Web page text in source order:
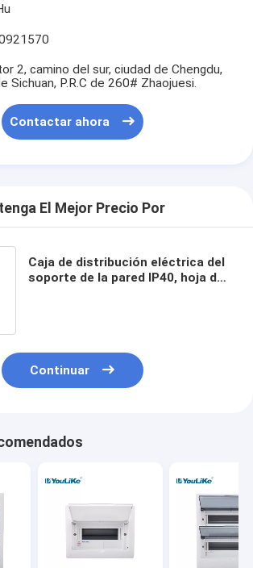
2, camino del sur, ciudad de Chengdu,
Sichuan, P.R.C de 260# Zhaojuesi.
Contactar ahora
El Mejor Precio Por
Caja de distribución eléctrica del
soporte de la pared IP40, hoja de
Continuar